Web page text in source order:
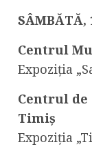
SÂMBĂTĂ,
Centrul
Expoziția
Centrul
Timiș
Expoziția